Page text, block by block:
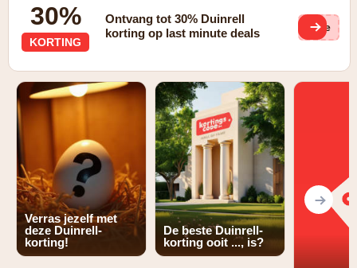
30%
KORTING
Ontvang tot 30% Duinrell
korting op last minute deals
(ge
Verras jezelf met
deze Duinrell-
korting!
De beste Duinrell-
korting ooit ..., is?